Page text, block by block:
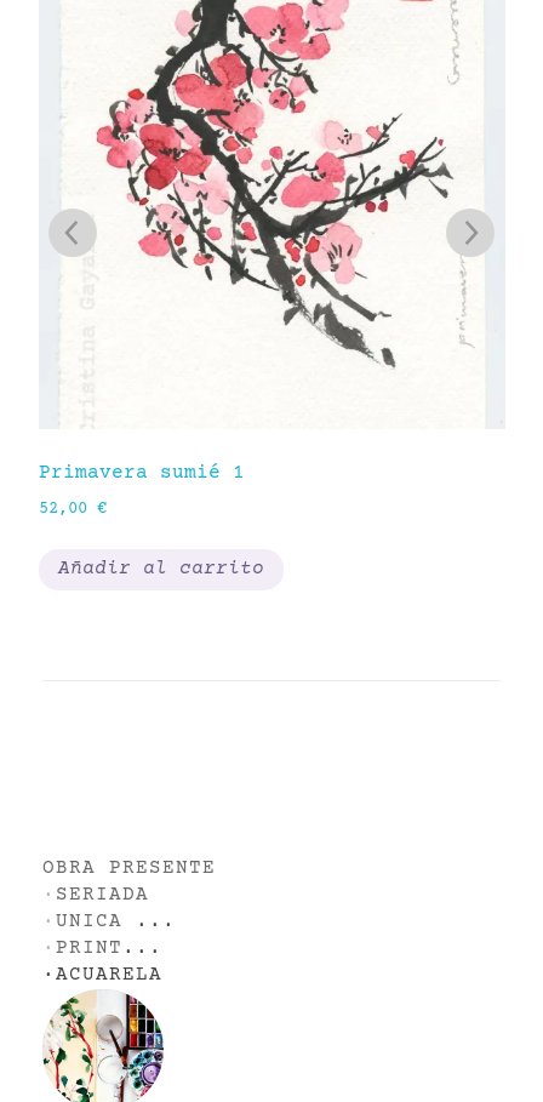
Primavera sumié 1
52,00 €
Añadir al carrito
OBRA PRESENTE
· SERIADA
· UNICA ...
· PRINT ...
· ACUARELA